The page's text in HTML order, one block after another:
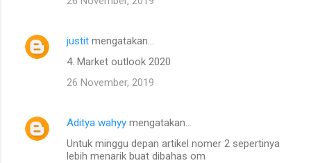
justit mengatakan…
4. Market outlook 2020
26 November, 2019
Aditya wahyy mengatakan…
Untuk minggu depan artikel nomer 2 sepertinya
lebih menarik buat dibahas om